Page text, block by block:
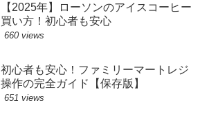
【2025年】ローソンのアイスコーヒー
買い方！初心者も安心
660 views
初心者も安心！ファミリーマートレジ
操作の完全ガイド【保存版】
651 views